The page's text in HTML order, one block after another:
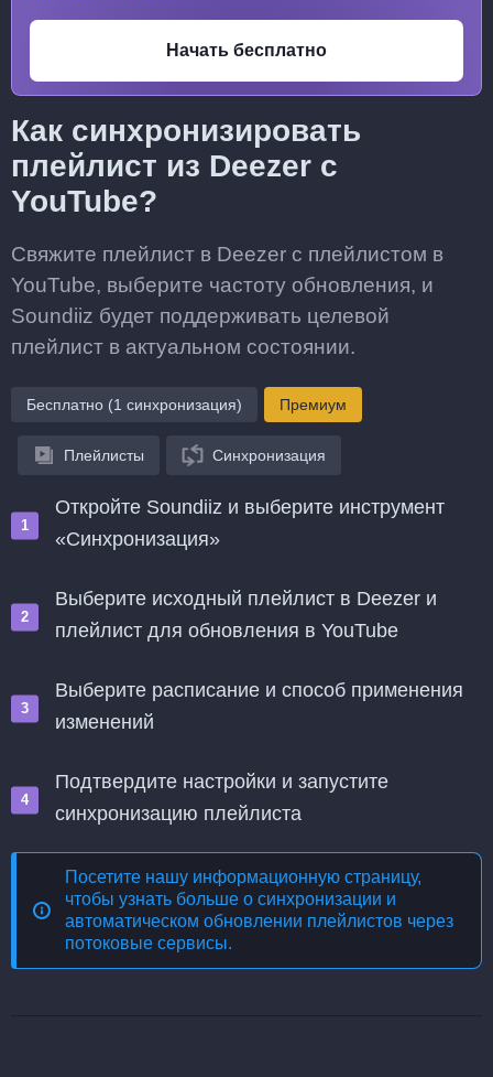
Начать бесплатно
Как синхронизировать
плейлист из Deezer с
YouTube?
Свяжите плейлист в Deezer с плейлистом в
YouTube, выберите частоту обновления, и
Soundiiz будет поддерживать целевой
плейлист в актуальном состоянии.
Бесплатно (1 синхронизация) Премиум
Плейлисты Синхронизация
Откройте Soundiiz и выберите инструмент
«Синхронизация»
Выберите исходный плейлист в Deezer и
плейлист для обновления в YouTube
Выберите расписание и способ применения
изменений
Подтвердите настройки и запустите
синхронизацию плейлиста
Посетите нашу информационную страницу,
чтобы узнать больше о синхронизации и
автоматическом обновлении плейлистов через
потоковые сервисы.